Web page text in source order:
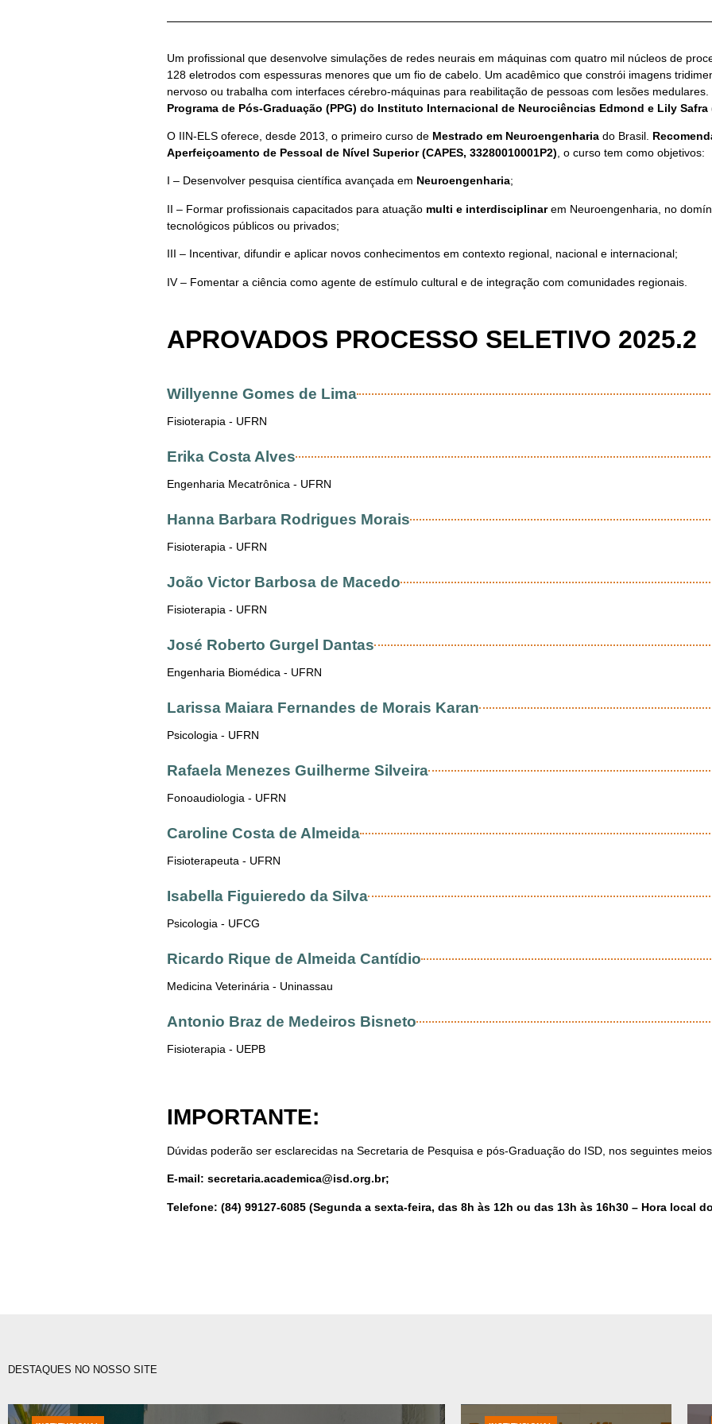
Um profissional que desenvolve simulações de redes neurais em máquinas com quatro mil núcleos de
128 eletrodos com espessuras menores que um fio de cabelo. Um acadêmico que constrói imagens
nervoso ou trabalha com interfaces cérebro-máquinas para reabilitação de pessoas com lesões
Programa de Pós-Graduação (PPG) do Instituto Internacional de Neurociências Edmond e Lily Safra
O IIN-ELS oferece, desde 2013, o primeiro curso de Mestrado em Neuroengenharia do Brasil.
Aperfeiçoamento de Pessoal de Nível Superior (CAPES, 33280010001P2) , o curso tem como objetivos:
I – Desenvolver pesquisa científica avançada em Neuroengenharia;
II – Formar profissionais capacitados para atuação multi e interdisciplinarem Neuroengenharia, no
tecnológicos públicos ou privados;
III – Incentivar, difundir e aplicar novos conhecimentos em contexto regional, nacional e internacional;
IV – Fomentar a ciência como agente de estímulo cultural e de integração com comunidades regionais.
APROVADOS PROCESSO SELETIVO 2025.2
Willyenne Gomes de Lima
Fisioterapia - UFRN
Erika Costa Alves
Engenharia Mecatrônica - UFRN
Hanna Barbara Rodrigues Morais
Fisioterapia - UFRN
João Victor Barbosa de Macedo
Fisioterapia - UFRN
José Roberto Gurgel Dantas
Engenharia Biomédica - UFRN
Larissa Maiara Fernandes de Morais Karan
Psicologia - UFRN
Rafaela Menezes Guilherme Silveira
Fonoaudiologia - UFRN
Caroline Costa de Almeida
Fisioterapeuta - UFRN
Isabella Figuieredo da Silva
Psicologia - UFCG
Ricardo Rique de Almeida Cantídio
Medicina Veterinária - Uninassau
Antonio Braz de Medeiros Bisneto
Fisioterapia - UEPB
IMPORTANTE:
Dúvidas poderão ser esclarecidas na Secretaria de Pesquisa e pós-Graduação do ISD, nos seguintes
E-mail: secretaria.academica@isd.org.br;
Telefone: (84) 99127-6085 (Segunda a sexta-feira, das 8h às 12h ou das 13h às 16h30 – Hora local
DESTAQUES NO NOSSO SITE